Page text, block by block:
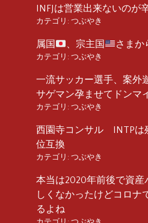
INFJは営業出来ないのが
カテゴリ: つぶやき
属国 、宗主国 さまか
カテゴリ: つぶやき
一流サッカー選手、案外
サゲマン孕ませてドンマ
カテゴリ: つぶやき
西園寺コンサル INTPは
位互換
カテゴリ: つぶやき
本当は2020年前後で資
しくなかったけどコロナ
るよね